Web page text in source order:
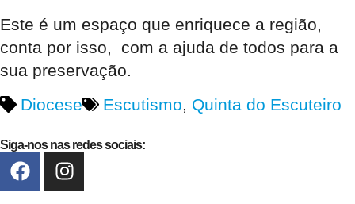
Este é um espaço que enriquece a região,
conta por isso, com a ajuda de todos para a
sua preservação.
Diocese
Escutismo, Quinta do Escuteiro
Siga-nos nas redes sociais: